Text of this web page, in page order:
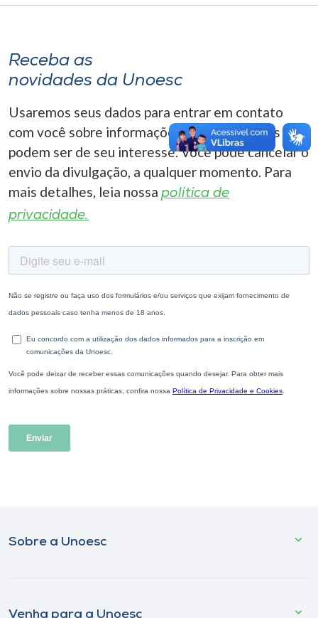
Receba as
novidades da Unoesc
Usaremos seus dados para entrar em contato
com você sobre informações correlacionadas que
podem ser de seu interesse. Você pode cancelar o
envio da divulgação, a qualquer momento. Para
mais detalhes, leia nossa política de
privacidade.
Sobre a Unoesc
Venha para a Unoesc